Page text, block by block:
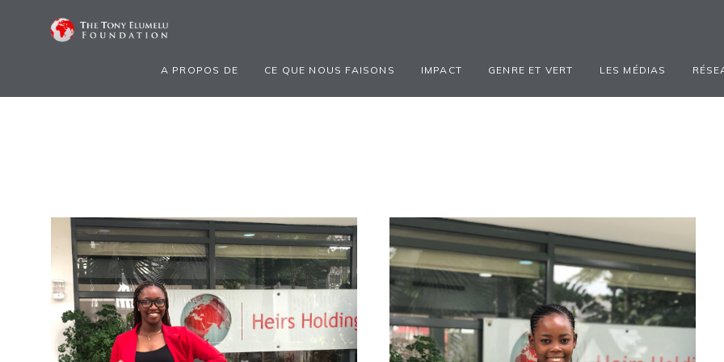
A PROPOS DE CE QUE NOUS FAISONS IMPACT GENRE ET VERT LES MÉDIAS